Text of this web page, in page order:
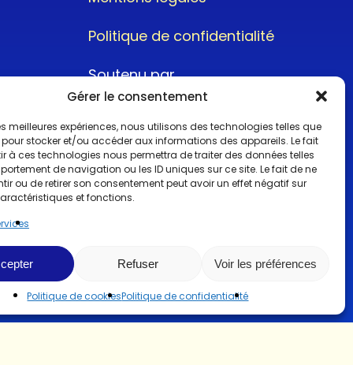
Gérer le consentement
meilleures expériences, nous utilisons des technologies telles que
stocker et/ou accéder aux informations des appareils. Le fait
à ces technologies nous permettra de traiter des données telles
de navigation ou les ID uniques sur ce site. Le fait de ne
ou de retirer son consentement peut avoir un effet négatif sur
et fonctions.
Refuser Voir les préférences
Politique de cookiesPolitique de confidentialité
Politique de confidentialité
Soutenu par